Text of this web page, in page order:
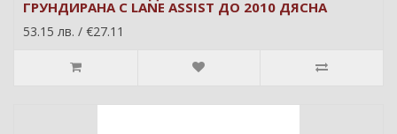
ГРУНДИРАНА С LANE ASSIST ДО 2010 ДЯСНА
53.15 лв. / €27.11